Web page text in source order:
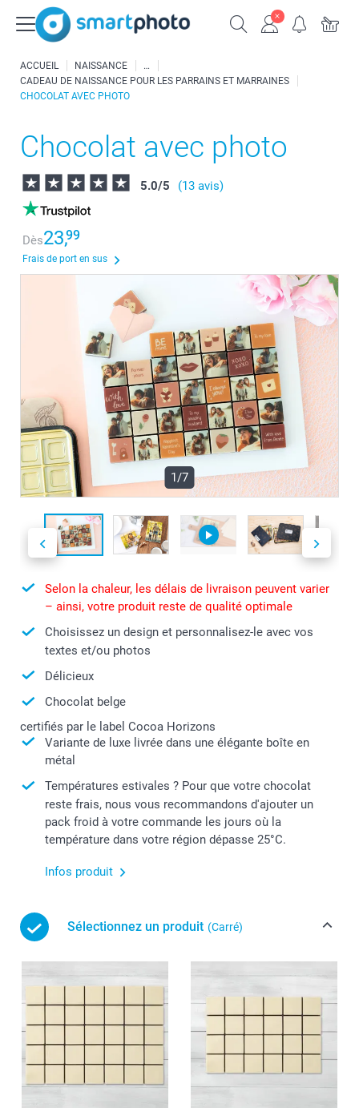
ACCUEIL
NAISSANCE
CADEAU DE NAISSANCE POUR LES PARRAINS ET MARRAINES
CHOCOLAT AVEC PHOTO
Chocolat avec photo
5.0/5 (13 avis)
Dès23,99
Frais de port en sus
1/7
Selon la chaleur, les délais de livraison peuvent varier
– ainsi, votre produit reste de qualité optimale
Choisissez un design et personnalisez-le avec vos
textes et/ou photos
Délicieux
Chocolat belge
certifiés par le label Cocoa Horizons
Variante de luxe livrée dans une élégante boîte en
métal
Températures estivales ? Pour que votre chocolat
reste frais, nous vous recommandons d'ajouter un
pack froid à votre commande les jours où la
température dans votre région dépasse 25°C.
Infos produit
Sélectionnez un produit (Carré)